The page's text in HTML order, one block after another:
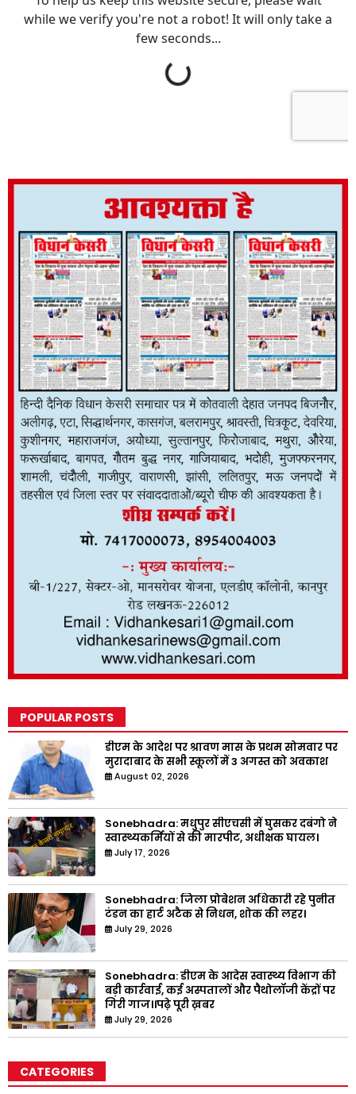
POPULAR POSTS
डीएम के आदेश पर श्रावण मास के प्रथम सोमवार पर
मुरादाबाद के सभी स्कूलों में 3 अगस्त को अवकाश
August 02, 2026
Sonebhadra: मधुपुर सीएचसी में घुसकर दबंगो ने
स्वास्थ्यकर्मियों से की मारपीट, अधीक्षक घायल।
July 17, 2026
Sonebhadra: जिला प्रोबेशन अधिकारी रहे पुनीत
टंडन का हार्ट अटैक से निधन, शोक की लहर।
July 29, 2026
Sonebhadra: डीएम के आदेस स्वास्थ्य विभाग की
बड़ी कार्रवाई, कई अस्पतालों और पैथोलॉजी केंद्रों पर
गिरी गाज।।पढ़े पूरी ख़बर
July 29, 2026
CATEGORIES